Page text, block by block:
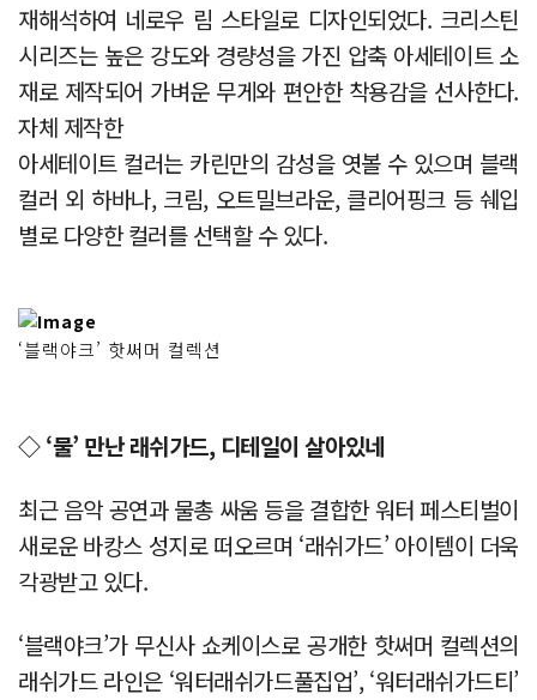
재해석하여 네로우 림 스타일로 디자인되었다. 크리스틴
시리즈는 높은 강도와 경량성을 가진 압축 아세테이트 소
재로 제작되어 가벼운 무게와 편안한 착용감을 선사한다.
자체 제작한
아세테이트 컬러는 카린만의 감성을 엿볼 수 있으며 블랙
컬러 외 하바나, 크림, 오트밀브라운, 클리어핑크 등 쉐입
별로 다양한 컬러를 선택할 수 있다.
‘블랙야크’ 핫써머 컬렉션
◇ ‘물’ 만난 래쉬가드, 디테일이 살아있네
최근 음악 공연과 물총 싸움 등을 결합한 워터 페스티벌이
새로운 바캉스 성지로 떠오르며 ‘래쉬가드’ 아이템이 더욱
각광받고 있다.
‘블랙야크’가 무신사 쇼케이스로 공개한 핫써머 컬렉션의
래쉬가드 라인은 ‘워터래쉬가드풀집업’, ‘워터래쉬가드티’